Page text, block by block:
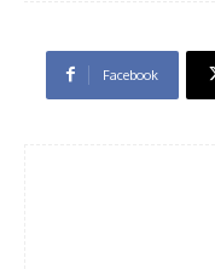
Facebook